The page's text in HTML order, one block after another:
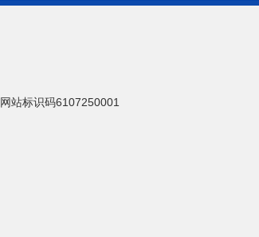
网站标识码6107250001